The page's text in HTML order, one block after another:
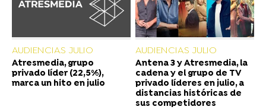
AUDIENCIAS JULIO
Atresmedia, grupo
privado líder (22,5%),
marca un hito en julio
AUDIENCIAS JULIO
Antena 3 y Atresmedia, la
cadena y el grupo de TV
privado líderes en julio, a
distancias históricas de
sus competidores